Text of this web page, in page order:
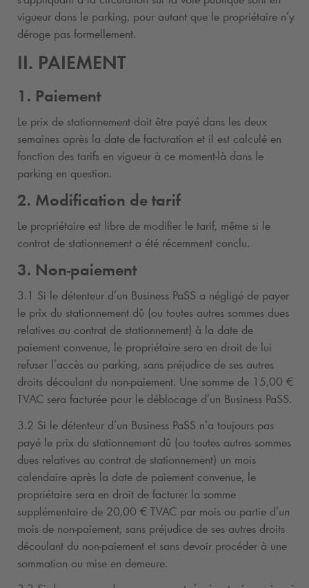
vigueur dans le parking, pour autant que le propriétaire n’y
déroge pas formellement.
II. PAIEMENT
1. Paiement
Le prix de stationnement doit être payé dans les deux
semaines après la date de facturation et il est calculé en
fonction des tarifs en vigueur à ce moment-là dans le
parking en question.
2. Modification de tarif
Le propriétaire est libre de modifier le tarif, même si le
contrat de stationnement a été récemment conclu.
3. Non-paiement
3.1 Si le détenteur d’un Business PaSS a négligé de payer
le prix du stationnement dû (ou toutes autres sommes dues
relatives au contrat de stationnement) à la date de
paiement convenue, le propriétaire sera en droit de lui
refuser l’accès au parking, sans préjudice de ses autres
droits découlant du non-paiement. Une somme de 15,00 €
TVAC sera facturée pour le déblocage d’un Business PaSS.
3.2 Si le détenteur d’un Business PaSS n’a toujours pas
payé le prix du stationnement dû (ou toutes autres sommes
dues relatives au contrat de stationnement) un mois
calendaire après la date de paiement convenue, le
propriétaire sera en droit de facturer la somme
supplémentaire de 20,00 € TVAC par mois ou partie d’un
mois de non-paiement, sans préjudice de ses autres droits
découlant du non-paiement et sans devoir procéder à une
sommation ou mise en demeure.